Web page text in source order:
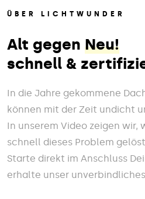
ÜBER LICHTWUNDER
Alt gegen Neu!
schnell &
In die Jahre gekommene
können mit der Zeit undicht
In unserem Video zeigen wir,
schnell dieses Problem
Starte direkt im Anschluss
erhalte unser